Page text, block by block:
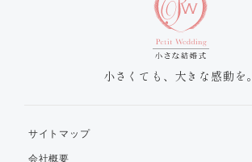
小さくても、大きな感動を。
サイトマップ
会社概要